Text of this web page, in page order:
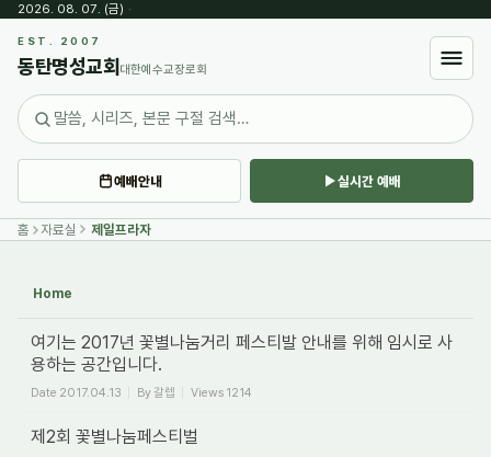
2026. 08. 07. (금) ·
EST. 2007
동탄명성교회 대한예수교장로회
예배안내 실시간 예배
홈 자료실 제일프라자
Home
여기는 2017년 꽃별나눔거리 페스티발 안내를 위해 임시로 사
용하는 공간입니다.
Date 2017.04.13 By갈렙 Views 1214
제2회 꽃별나눔페스티벌
Sketchbook5, 스케치북5
Sketchbook5, 스케치북5